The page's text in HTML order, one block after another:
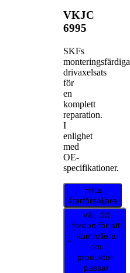
VKJC
6995
SKFs
monteringsfärdiga
drivaxelsats
för
en
komplett
reparation.
I
enlighet
med
OE-
specifikationer.
Hitta
återförsäljare
Välj ditt
fordon för att
kontrollera
om
produkten
passar